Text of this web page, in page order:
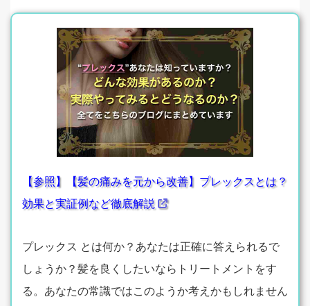
【参照】【髪の痛みを元から改善】プレックスとは？
効果と実証例など徹底解説
プレックス とは何か？あなたは正確に答えられるで
しょうか？髪を良くしたいならトリートメントをす
る。あなたの常識ではこのようか考えかもしれません